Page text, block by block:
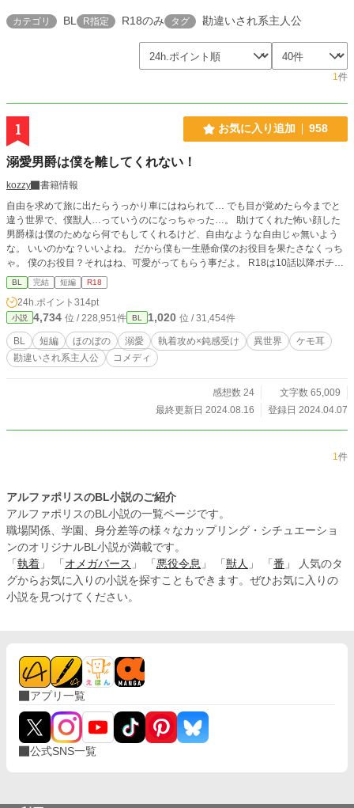
カテゴリ BL R指定 R18のみ タグ 勘違いされ系主人公
1件
1 お気に入り追加 958
溺愛男爵は僕を離してくれない！
kozzy
書籍情報
自由を求めて旅に出たらうっかり車にはねられて… でも目が覚めたら今までと
違う世界で、僕獣人…っていうのになっちゃった…。 助けてくれた怖い顔した
男爵様は僕のためなら何でもしてくれるけど、自由なような自由じゃ無いよう
な。 いいのかな？いいよね。 だから僕も一生懸命僕のお役目を果たさなくっち
ゃ。 僕のお役目？それはね、可愛がってもらう事だよ。 R18は10話以降ボチボ
チBL 完結 短編 R18
24h.ポイント 314pt
小説 4,734 位 / 228,951件 BL 1,020 位 / 31,454件
BL 短編 ほのぼの 溺愛 執着攻め×鈍感受け 異世界
ケモ耳
勘違いされ系主人公
コメディ
感想数 24
文字数 65,009
最終更新日 2024.08.16
登録日 2024.04.07
1件
アルファポリスのBL小説のご紹介
アルファポリスのBL小説の一覧ページです。
職場関係、学園、身分差等の様々なカップリング・シチュエーショ
ンのオリジナルBL小説が満載です。
「 執着 」 「 オメガバース 」 「 悪役令息 」 「 獣人 」 「 番 」 人気のタ
グからお気に入りの小説を探すこともできます。ぜひお気に入りの
小説を見つけてください。
アプリ一覧
公式SNS一覧